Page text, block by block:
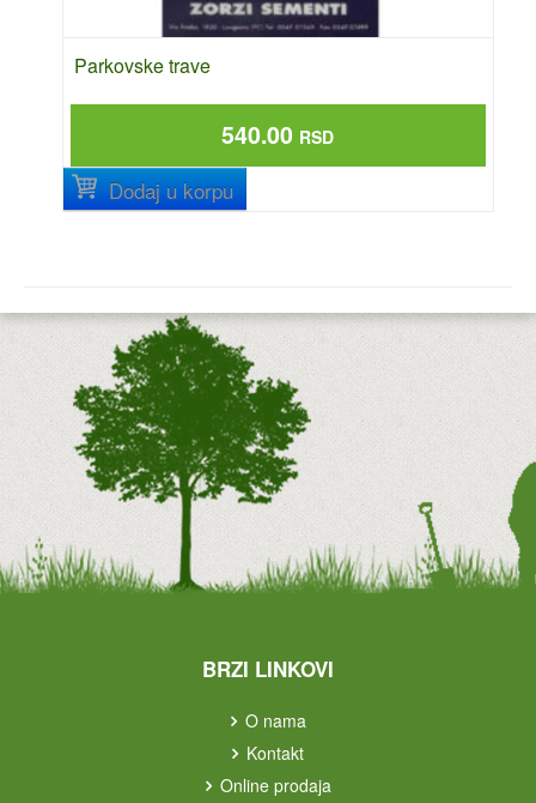
Parkovske trave
540.00 RSD
Dodaj u korpu
BRZI LINKOVI
O nama
Kontakt
Online prodaja